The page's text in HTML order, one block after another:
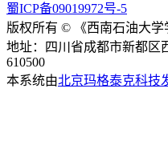
蜀ICP备09019972号-5
版权所有 © 《西南石油大
地址：四川省成都市新都区
610500
本系统由北京玛格泰克科技